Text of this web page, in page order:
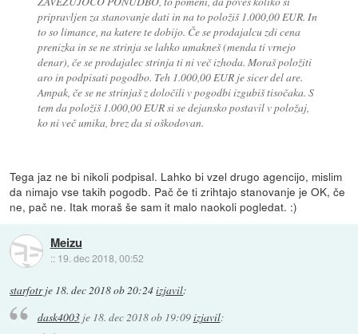
pripravljen za stanovanje dati in na to položiš 1.000,00 EUR. In
to so limance, na katere te dobijo. Če se prodajalcu zdi cena
prenizka in se ne strinja se lahko umakneš (menda ti vrnejo
denar), če se prodajalec strinja ti ni več izhoda. Moraš položiti
aro in podpisati pogodbo. Teh 1.000,00 EUR je sicer del are.
Ampak, če se ne strinjaš z določili v pogodbi izgubiš tisočaka. S
tem da položiš 1.000,00 EUR si se dejansko postavil v položaj,
ko ni več umika, brez da si oškodovan.
Tega jaz ne bi nikoli podpisal. Lahko bi vzel drugo agencijo, mislim
da nimajo vse takih pogodb. Pač če ti zrihtajo stanovanje je OK, če
ne, pač ne. Itak moraš še sam it malo naokoli pogledat. :)
Meizu
:: 19. dec 2018, 00:52
starfotrje 18. dec 2018 ob 20:24izjavil:
dask4003je 18. dec 2018 ob 19:09izjavil: